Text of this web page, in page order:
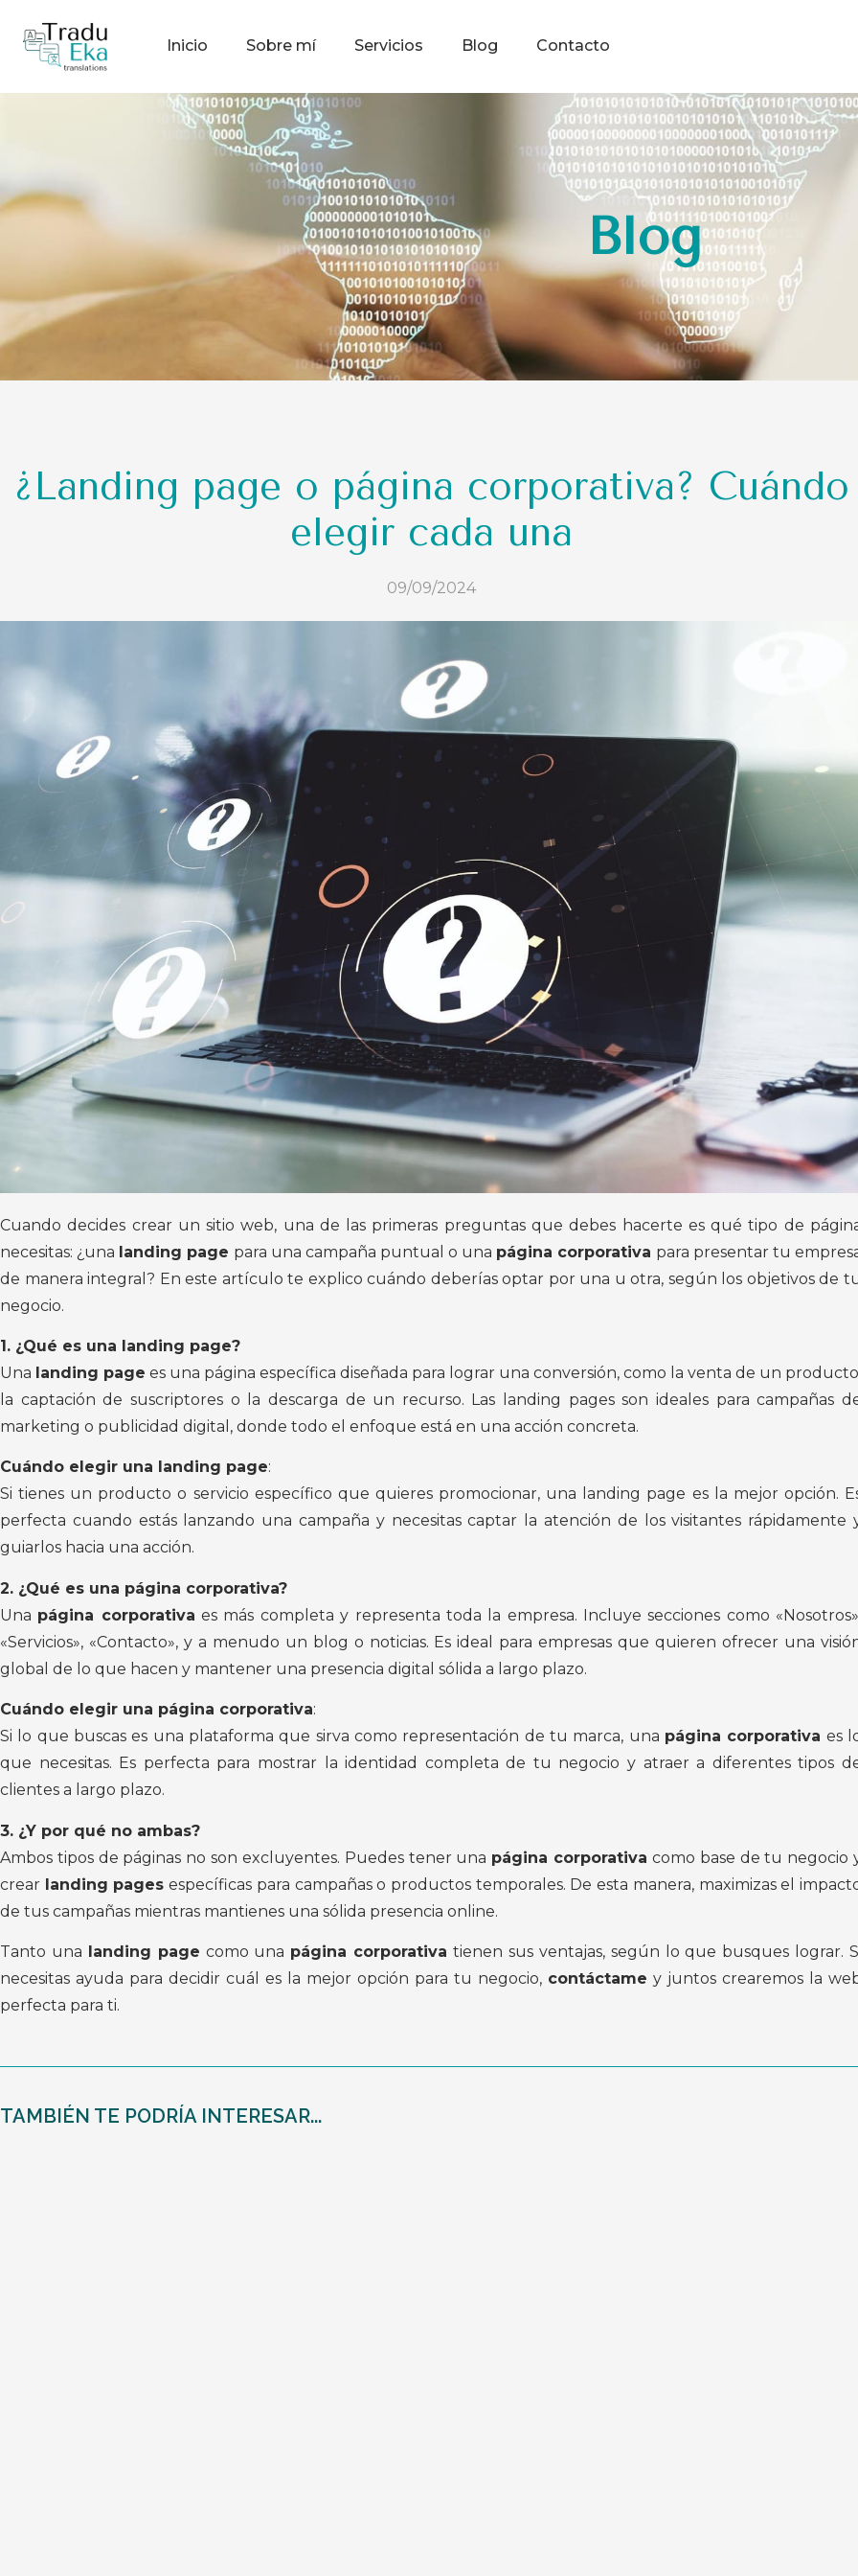
Inicio Sobre mí Servicios Blog Contacto
Blog
¿Landing page o página corporativa? Cuándo
elegir cada una
09/09/2024
Cuando decides crear un sitio web, una de las primeras preguntas que debes hacerte es qué tipo de
necesitas: ¿una landing page para una campaña puntual o una página corporativa para presentar tu
de manera integral? En este artículo te explico cuándo deberías optar por una u otra, según los objetivos de
negocio.
1. ¿Qué es una landing page?
Una landing page es una página específica diseñada para lograr una conversión, como la venta de un
la captación de suscriptores o la descarga de un recurso. Las landing pages son ideales para campañas
marketing o publicidad digital, donde todo el enfoque está en una acción concreta.
Cuándo elegir una landing page:
Si tienes un producto o servicio específico que quieres promocionar, una landing page es la mejor opción.
perfecta cuando estás lanzando una campaña y necesitas captar la atención de los visitantes rápidamente
guiarlos hacia una acción.
2. ¿Qué es una página corporativa?
Una página corporativa es más completa y representa toda la empresa. Incluye secciones como
«Servicios», «Contacto», y a menudo un blog o noticias. Es ideal para empresas que quieren ofrecer una
global de lo que hacen y mantener una presencia digital sólida a largo plazo.
Cuándo elegir una página corporativa:
Si lo que buscas es una plataforma que sirva como representación de tu marca, una página corporativa es
que necesitas. Es perfecta para mostrar la identidad completa de tu negocio y atraer a diferentes tipos
clientes a largo plazo.
3. ¿Y por qué no ambas?
Ambos tipos de páginas no son excluyentes. Puedes tener una página corporativa como base de tu negocio
crear landing pages específicas para campañas o productos temporales. De esta manera, maximizas el
de tus campañas mientras mantienes una sólida presencia online.
Tanto una landing page como una página corporativa tienen sus ventajas, según lo que busques lograr.
necesitas ayuda para decidir cuál es la mejor opción para tu negocio, contáctame y juntos crearemos la
perfecta para ti.
TAMBIÉN TE PODRÍA INTERESAR...